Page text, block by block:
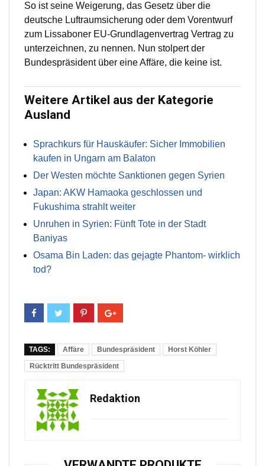
So ist seine Weigerung, das Gesetz über die
deutsche Luftraumsicherung oder dem Vorentwurf
zum Lissaboner EU-Grundlagenvertrag Vertrag zu
unterzeichnen, zu nennen. Nun stolpert der
Bundespräsident über eine Affäre, die keine ist.
Weitere Artikel aus der Kategorie
Ausland
Sprachkurs für Hauskäufer: Sicher Immobilien
kaufen in Ungarn am Balaton
Der Westen möchte Sanktionen gegen Syrien
Japan: AKW Hamaoka geschlossen und
Fukushima strahlt weiter
Unruhen in Syrien: Fünft Tote in der Stadt
Baniyas
Osama Bin Laden: das gejagte Phantom- wirklich
tod?
TAGS: Affäre Bundespräsident
Horst Köhler
Rücktritt Bundespräsident
Redaktion